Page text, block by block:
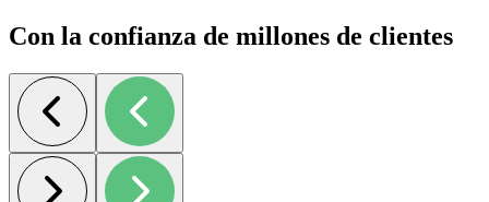
Con la confianza de millones de clientes